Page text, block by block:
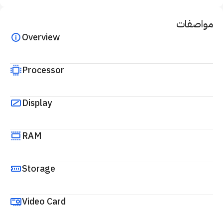
مواصفات
Overview
Processor
Display
RAM
Storage
Video Card